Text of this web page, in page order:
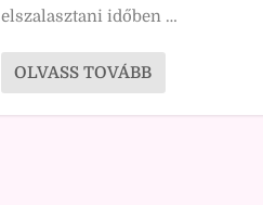
elszalasztani időben …
OLVASS TOVÁBB